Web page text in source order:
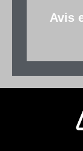
Avis